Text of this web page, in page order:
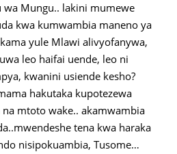
wa Mungu.. lakini mumewe
kwa kumwambia maneno ya
yule Mlawi alivyofanywa,
leo haifai uende, leo ni
kwanini usiende kesho?
hakutaka kupotezewa
mtoto wake.. akamwambia
tena kwa haraka
nisipokuambia, Tusome…